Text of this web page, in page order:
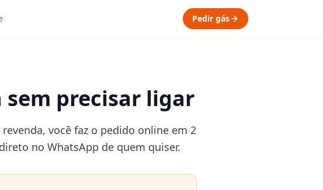
Pedir gás
sem precisar ligar
você faz o pedido online em 2
no WhatsApp de quem quiser.